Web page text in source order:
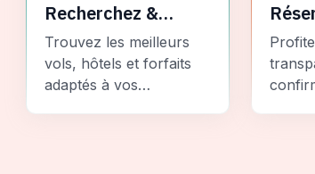
Recherchez &
Comparez
Trouvez les meilleurs
vols, hôtels et forfaits
adaptés à vos